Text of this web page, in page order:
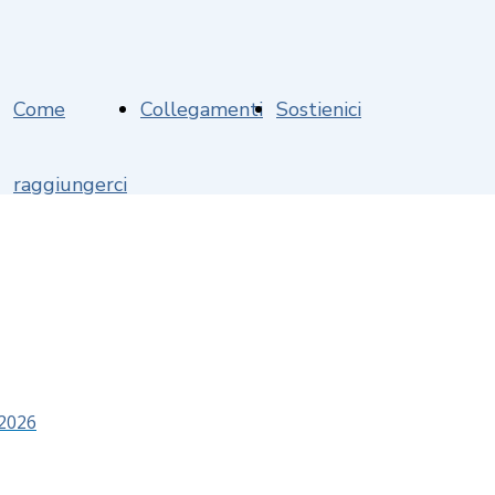
Come
raggiungerci
Collegamenti Sostienici